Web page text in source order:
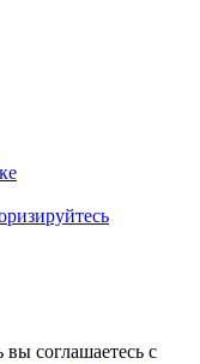
соглашаетесь с